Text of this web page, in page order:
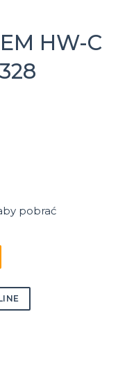
HW-C
pobrać